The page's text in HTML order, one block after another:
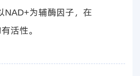
NAD+为辅酶因子，在
活性。